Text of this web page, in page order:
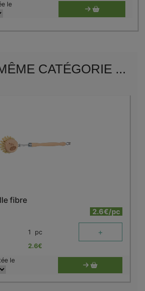
le
CATÉGORIE ...
fibre
2.6€/pc
1 pc +
2.6€
le